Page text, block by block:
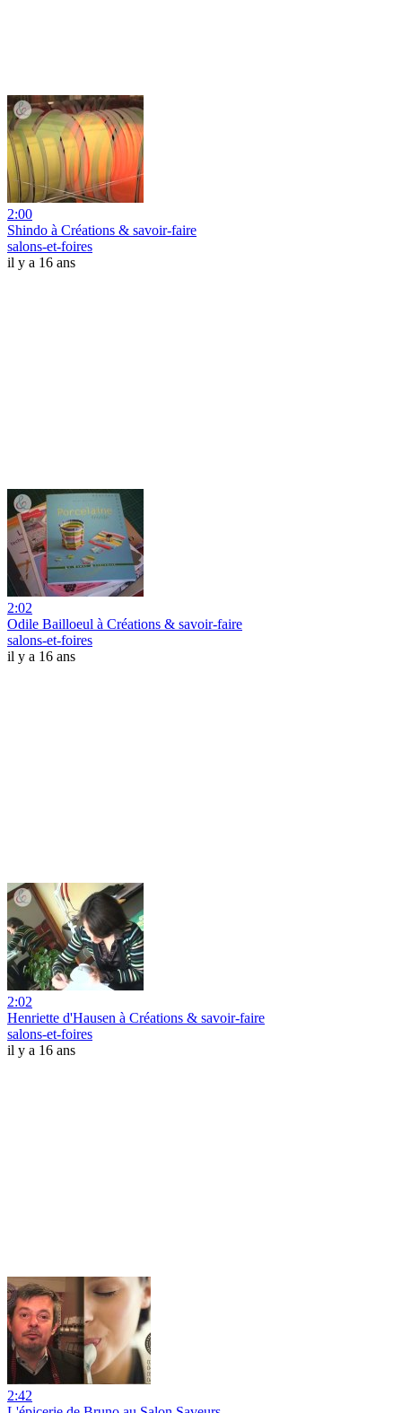
2:00
Shindo à Créations & savoir-faire
salons-et-foires
il y a 16 ans
2:02
Odile Bailloeul à Créations & savoir-faire
salons-et-foires
il y a 16 ans
2:02
Henriette d'Hausen à Créations & savoir-faire
salons-et-foires
il y a 16 ans
2:42